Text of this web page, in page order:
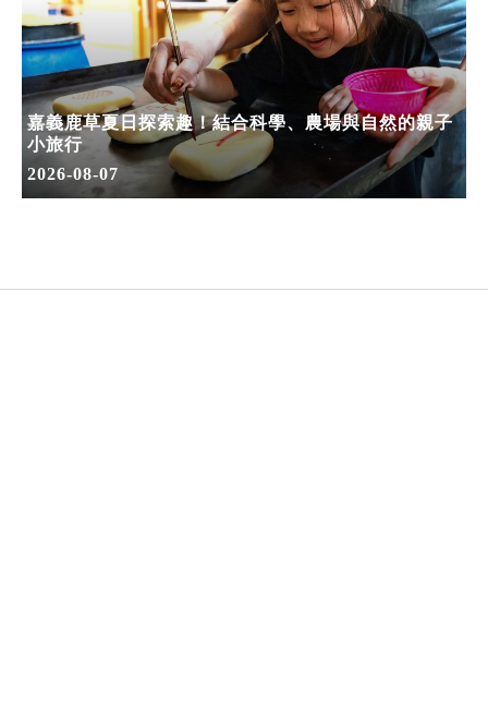
嘉義鹿草夏日探索趣！結合科學、農場與自然的親子
小旅行
2026-08-07